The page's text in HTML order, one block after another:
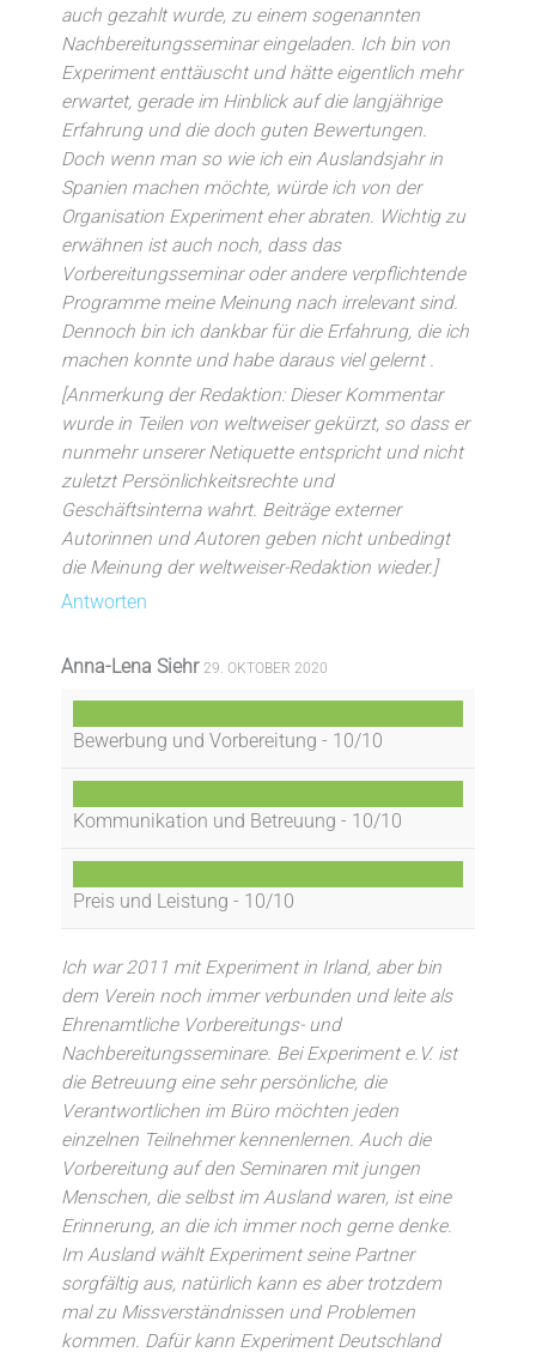
auch gezahlt wurde, zu einem sogenannten
Nachbereitungsseminar eingeladen. Ich bin von
Experiment enttäuscht und hätte eigentlich mehr
erwartet, gerade im Hinblick auf die langjährige
Erfahrung und die doch guten Bewertungen.
Doch wenn man so wie ich ein Auslandsjahr in
Spanien machen möchte, würde ich von der
Organisation Experiment eher abraten. Wichtig zu
erwähnen ist auch noch, dass das
Vorbereitungsseminar oder andere verpflichtende
Programme meine Meinung nach irrelevant sind.
Dennoch bin ich dankbar für die Erfahrung, die ich
machen konnte und habe daraus viel gelernt .
[Anmerkung der Redaktion: Dieser Kommentar
wurde in Teilen von weltweiser gekürzt, so dass er
nunmehr unserer Netiquette entspricht und nicht
zuletzt Persönlichkeitsrechte und
Geschäftsinterna wahrt. Beiträge externer
Autorinnen und Autoren geben nicht unbedingt
die Meinung der weltweiser-Redaktion wieder.]
Antworten
Anna-Lena Siehr 29. OKTOBER 2020
Bewerbung und Vorbereitung - 10/10
Kommunikation und Betreuung - 10/10
Preis und Leistung - 10/10
Ich war 2011 mit Experiment in Irland, aber bin
dem Verein noch immer verbunden und leite als
Ehrenamtliche Vorbereitungs- und
Nachbereitungsseminare. Bei Experiment e.V. ist
die Betreuung eine sehr persönliche, die
Verantwortlichen im Büro möchten jeden
einzelnen Teilnehmer kennenlernen. Auch die
Vorbereitung auf den Seminaren mit jungen
Menschen, die selbst im Ausland waren, ist eine
Erinnerung, an die ich immer noch gerne denke.
Im Ausland wählt Experiment seine Partner
sorgfältig aus, natürlich kann es aber trotzdem
mal zu Missverständnissen und Problemen
kommen. Dafür kann Experiment Deutschland